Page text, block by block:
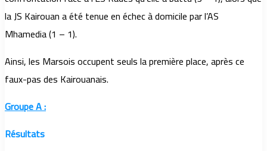
la JS Kairouan a été tenue en échec à domicile par l’AS
Mhamedia (1 – 1).
Ainsi, les Marsois occupent seuls la première place, après ce
faux-pas des Kairouanais.
Groupe A :
Résultats